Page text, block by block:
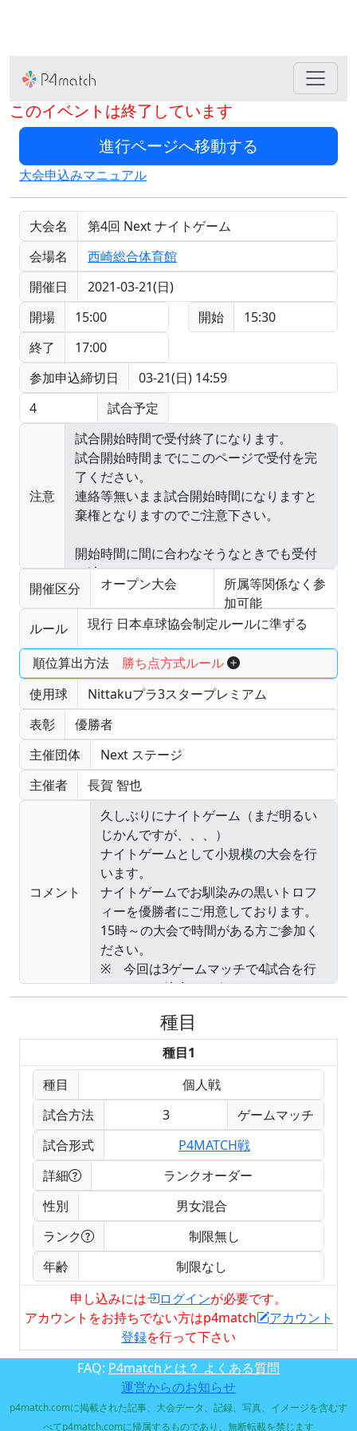
このイベントは終了しています
大会申込みマニュアル
大会名
第4回 Next ナイトゲーム
会場名
西崎総合体育館
開催日
2021-03-21(日)
開場
15:00 開始
15:30
終了
17:00
参加申込締切日
03-21(日) 14:59
4
試合予定
注意
開催区分 オープン大会
所属等関係なく参
加可能
ルール
現行 日本卓球協会制定ルールに準ずる
順位算出方法 勝ち点方式ルール
使用球
Nittakuプラ3スタープレミアム
表彰
優勝者
主催団体
Next ステージ
主催者
長賀 智也
コメント
種目
種目1
種目
個人戦
試合方法
3
ゲームマッチ
試合形式
P4MATCH戦
詳細
ランクオーダー
性別
男女混合
ランク
制限無し
年齢
制限なし
申し込みには
ログインが必要です。
アカウントをお持ちでない方はp4match
アカウント
登録を行って下さい
FAQ: P4matchとは？ よくある質問
運営からのお知らせ
p4match.comに掲載された記事、大会データ、記録、写真、イメージを含むす
べてp4match.comに帰属するものであり、無断転載を禁じます